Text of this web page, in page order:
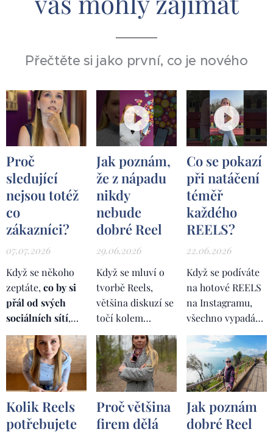
Přečtěte si jako první, co je nového
Proč
sledující
nejsou totéž
co
zákazníci?
07.07.2026
Když se někoho
zeptáte,co by si
přál od svých
sociálních sítí,
velmi často
uslyšíte stejnou
odpověď.Více
sledujících. Více
fanoušků.Více
lajků. Více
dosahů. Více
Jak poznám,
že z nápadu
nikdy
nebude
dobré Reel
29.06.2026
Když se mluví o
tvorbě Reels,
většina diskuzí se
točí kolem
algoritmu,
trendů, délky
videa, střihu,
hudby nebo
titulků. Lidé
hledají správný
recept, správný
Co se pokazí
při natáčení
téměř
každého
REELS?
22.06.2026
Když se podíváte
na hotové REELS
na Instagramu,
všechno vypadá
strašně
jednoduše. Někdo
přijde před
kameru. Řekne
pár vět. Přidá se
hudba. Proběhne
několik střihů. A
Kolik Reels
potřebujete
Proč většina
firem dělá
Jak poznám
dobré Reel